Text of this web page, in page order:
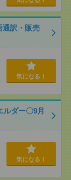
通訳・販売
気になる！
ルダー〇9月
気になる！